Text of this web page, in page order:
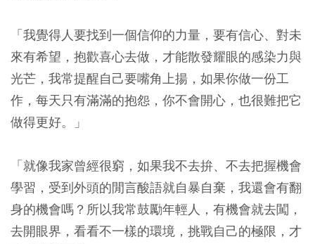
「我覺得人要找到一個信仰的力量，要有信心、對未
來有希望，抱歡喜心去做，才能散發耀眼的感染力與
光芒，我常提醒自己要嘴角上揚，如果你做一份工
作，每天只有滿滿的抱怨，你不會開心，也很難把它
做得更好。」
「就像我家曾經很窮，如果我不去拚、不去把握機會
學習，受到外頭的閒言酸語就自暴自棄，我還會有翻
身的機會嗎？所以我常鼓勵年輕人，有機會就去闖，
去開眼界，看看不一樣的環境，挑戰自己的極限，才